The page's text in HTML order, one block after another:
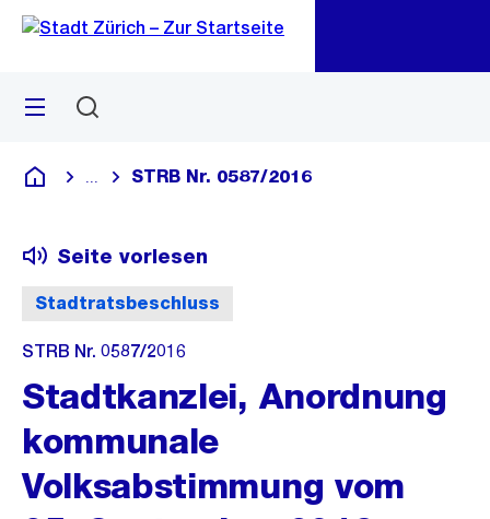
Navigation
Sprunglink
Menü
Deutsch
Blende alle Breadcrumbs ein
STRB Nr. 0587/2016
Stadtratsbeschluss
Seite vorlesen
STRB Nr. 0587/2016
Stadtkanzlei, Anordnung
kommunale
Volksabstimmung vom